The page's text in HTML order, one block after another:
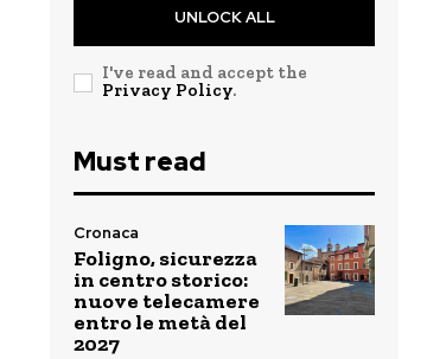
UNLOCK ALL
I've read and accept the
Privacy Policy.
Must read
Cronaca
Foligno, sicurezza
in centro storico:
nuove telecamere
entro le metà del
2027